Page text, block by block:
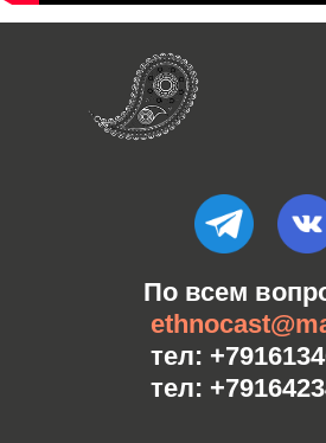
По всем
тел:
тел: